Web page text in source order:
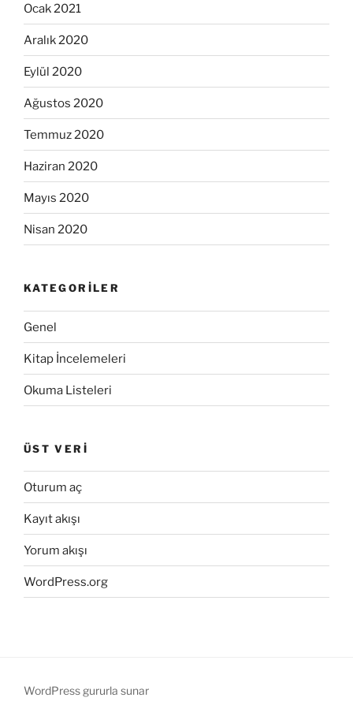
Ocak 2021
Aralık 2020
Eylül 2020
Ağustos 2020
Temmuz 2020
Haziran 2020
Mayıs 2020
Nisan 2020
KATEGORILER
Genel
Kitap İncelemeleri
Okuma Listeleri
ÜST VERI
Oturum aç
Kayıt akışı
Yorum akışı
WordPress.org
WordPress gururla sunar